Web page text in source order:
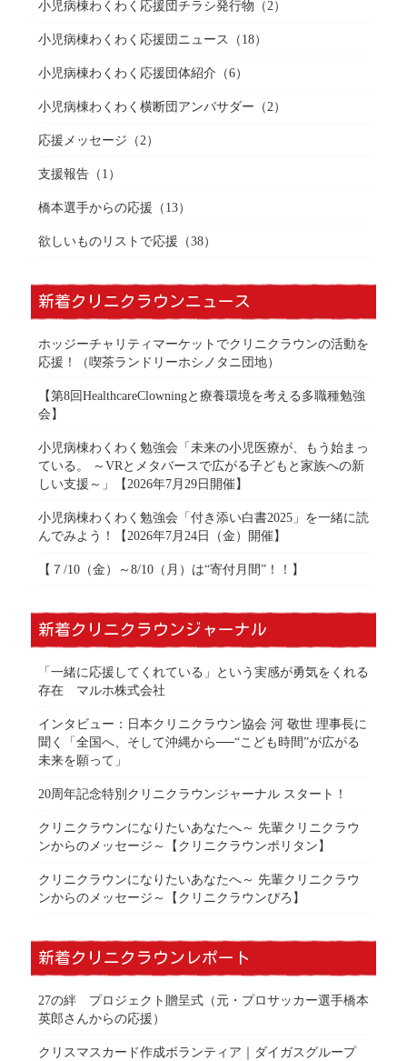
小児病棟わくわく応援団チラシ発行物 （2）
小児病棟わくわく応援団ニュース （18）
小児病棟わくわく応援団体紹介 （6）
小児病棟わくわく横断団アンバサダー （2）
応援メッセージ （2）
支援報告（1）
橋本選手からの応援 （13）
欲しいものリストで応援 （38）
新着クリニクラウンニュース
ホッジーチャリティマーケットでクリニクラウンの活動を
応援！（喫茶ランドリーホシノタニ団地）
【第8回HealthcareClowningと療養環境を考える多職種勉強
会】
小児病棟わくわく勉強会「未来の小児医療が、もう始まっ
ている。 ～VRとメタバースで広がる子どもと家族への新
しい支援～」【2026年7月29日開催】
小児病棟わくわく勉強会「付き添い白書2025」を一緒に読
んでみよう！【2026年7月24日（金）開催】
【７/10（金）～8/10（月）は“寄付月間”！！】
新着クリニクラウンジャーナル
「一緒に応援してくれている」という実感が勇気をくれる
存在 マルホ株式会社
インタビュー：日本クリニクラウン協会 河 敬世 理事長に
聞く「全国へ、そして沖縄から──“こども時間”が広がる
未来を願って」
20周年記念特別クリニクラウンジャーナル スタート！
クリニクラウンになりたいあなたへ～ 先輩クリニクラウ
ンからのメッセージ～【クリニクラウンポリタン】
クリニクラウンになりたいあなたへ～ 先輩クリニクラウ
ンからのメッセージ～【クリニクラウンぴろ】
新着クリニクラウンレポート
27の絆 プロジェクト贈呈式（元・プロサッカー選手橋本
英郎さんからの応援）
クリスマスカード作成ボランティア｜ダイガスグループ